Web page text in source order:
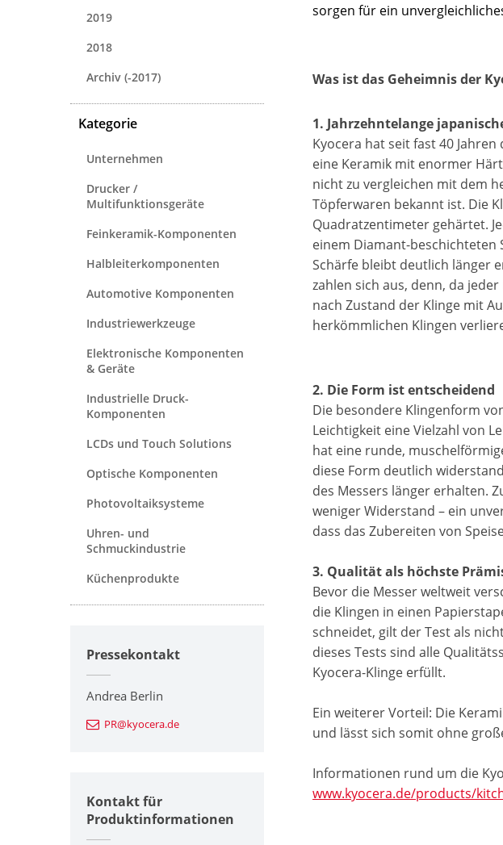
sorgen für ein
Was ist das Geheimnis der
1. Jahrzehntelange
Kyocera hat seit fast 40
eine Keramik mit enormer
nicht zu vergleichen mit dem
Töpferwaren bekannt ist. Die
Quadratzentimeter gehärtet.
einem Diamant-beschichteten
Schärfe bleibt deutlich länger
zahlen sich aus, denn, da
nach Zustand der Klinge mit
herkömmlichen Klingen
2. Die Form ist entscheidend
Die besondere Klingenform
Leichtigkeit eine Vielzahl von
hat eine runde,
diese Form deutlich
des Messers länger erhalten.
weniger Widerstand – ein
dass das Zubereiten von
3. Qualität als höchste
Bevor die Messer weltweit
die Klingen in einen
schneidet, gilt der Test als
dieses Tests sind alle
Kyocera-Klinge erfüllt.
Ein weiterer Vorteil: Die
und lässt sich somit ohne
Informationen rund um die
www.kyocera.de/products/
2019
2018
Archiv (-2017)
Kategorie
Unternehmen
Drucker /
Multifunktionsgeräte
Feinkeramik-Komponenten
Halbleiterkomponenten
Automotive Komponenten
Industriewerkzeuge
Elektronische Komponenten
& Geräte
Industrielle Druck-
Komponenten
LCDs und Touch Solutions
Optische Komponenten
Photovoltaiksysteme
Uhren- und
Schmuckindustrie
Küchenprodukte
Pressekontakt
Andrea Berlin
PR@kyocera.de
Kontakt für
Produktinformationen